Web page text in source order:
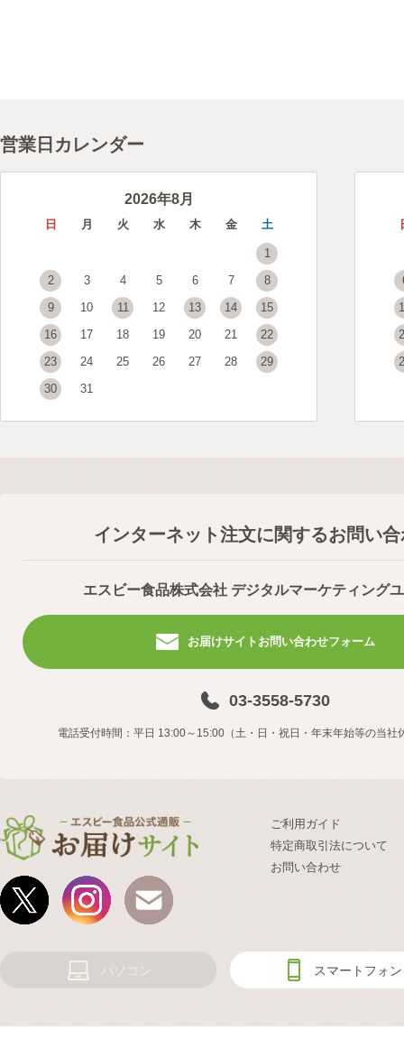
営業日カレンダー
2026年8月
日 月 火 水 木 金 土
1
2
3 4 5 6 7
8
9
10 11 12 13 14
15
16
17 18 19 20 21
22
23
24 25 26 27 28
29
30
31
インターネット注文に関するお問い
エスビー食品株式会社 デジタルマーケティング
お届けサイトお問い合わせフォーム
03-3558-5730
電話受付時間：平日 13:00～15:00（土・日・祝日・年末年始等の当社
ご利用ガイド
特定商取引法について
お問い合わせ
パソコン スマートフォン